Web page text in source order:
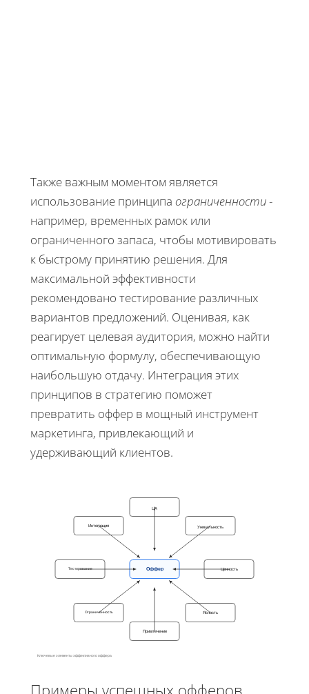
Также важным моментом является
использование принципа ограниченности-
например, временных рамок или
ограниченного запаса, чтобы мотивировать
к быстрому принятию решения. Для
максимальной эффективности
рекомендовано тестирование различных
вариантов предложений. Оценивая, как
реагирует целевая аудитория, можно найти
оптимальную формулу, обеспечивающую
наибольшую отдачу. Интеграция этих
принципов в стратегию поможет
превратить оффер в мощный инструмент
маркетинга, привлекающий и
удерживающий клиентов.
ЦА
Уникальность
Ценность
Ясность
Привлечение
Ограниченность
Тестирование
Интеграция
Оффер
Ключевые элементы эффективного оффера